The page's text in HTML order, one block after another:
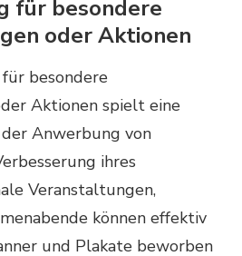
für besondere
oder Aktionen
besondere
Aktionen spielt eine
Anwerbung von
ihres
Veranstaltungen,
können effektiv
und Plakate beworben